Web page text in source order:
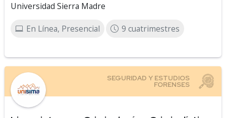
Universidad Sierra Madre
En Línea, Presencial 9 cuatrimestres